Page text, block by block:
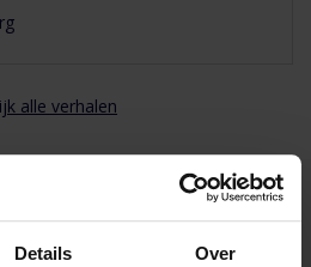
Details Over
Meerlaags synthetisch
Verzinkt staal
30 Pa
3
alle verhalen
onze specialisten?